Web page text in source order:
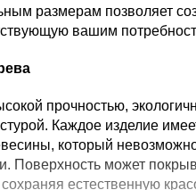
размерам позволяет
вашим
прочностью,
Каждое изделие
который
Поверхность может
естественную